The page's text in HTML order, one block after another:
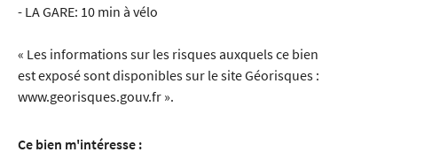
- LA GARE: 10 min à vélo
« Les informations sur les risques auxquels ce bien
est exposé sont disponibles sur le site Géorisques :
www.georisques.gouv.fr ».
Ce bien m'intéresse :